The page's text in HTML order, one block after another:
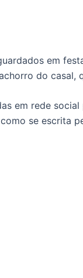
em
do casal,
em rede
se escrita